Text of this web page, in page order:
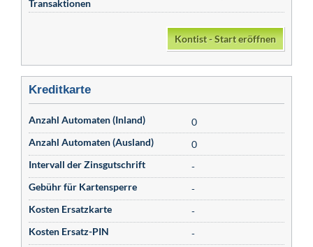
Transaktionen
Kontist - Start eröffnen
Kreditkarte
Anzahl Automaten (Inland)
0
Anzahl Automaten (Ausland)
0
Intervall der Zinsgutschrift
-
Gebühr für Kartensperre
-
Kosten Ersatzkarte
-
Kosten Ersatz-PIN
-